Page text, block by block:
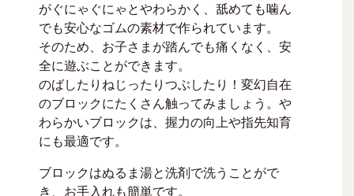
がぐにゃぐにゃとやわらかく、舐めても噛ん
でも安心なゴムの素材で作られています。
そのため、お子さまが踏んでも痛くなく、安
全に遊ぶことができます。
のばしたりねじったりつぶしたり！変幻自在
のブロックにたくさん触ってみましょう。や
わらかいブロックは、握力の向上や指先知育
にも最適です。
ブロックはぬるま湯と洗剤で洗うことがで
き、お手入れも簡単です。